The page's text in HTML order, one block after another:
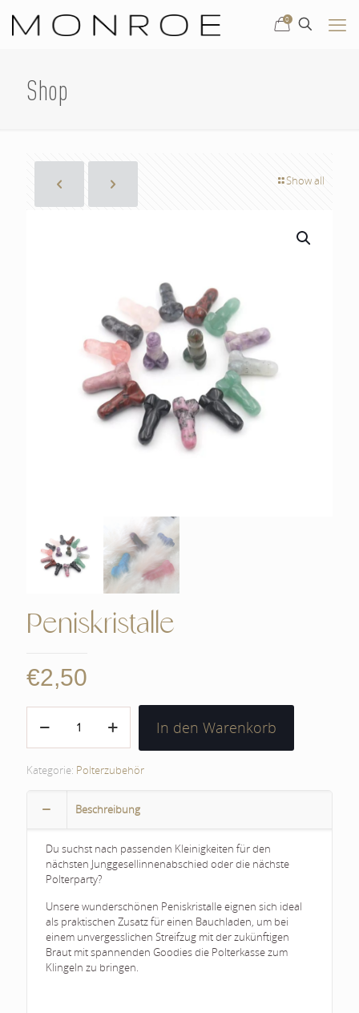
0
Shop
Show all
Peniskristalle
€2,50
Menge
In den Warenkorb
Kategorie: Polterzubehör
Beschreibung
Du suchst nach passenden Kleinigkeiten für den
nächsten Junggesellinnenabschied oder die nächste
Polterparty?
Unsere wunderschönen Peniskristalle eignen sich ideal
als praktischen Zusatz für einen Bauchladen, um bei
einem unvergesslichen Streifzug mit der zukünftigen
Braut mit spannenden Goodies die Polterkasse zum
Klingeln zu bringen.